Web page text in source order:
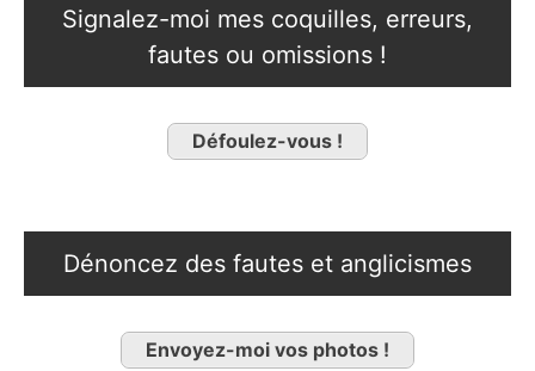
Signalez-moi mes coquilles, erreurs,
fautes ou omissions !
Défoulez-vous !
Dénoncez des fautes et anglicismes
Envoyez-moi vos photos !